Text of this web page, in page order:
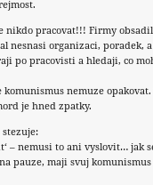
nikdo pracovat!!! Firmy
nesnasi organizaci, poradek,
po pracovisti a hledaji, co
komunismus nemuze
je hned zpatky.
– nemusi to ani vyslovit… jak
pauze, maji svuj